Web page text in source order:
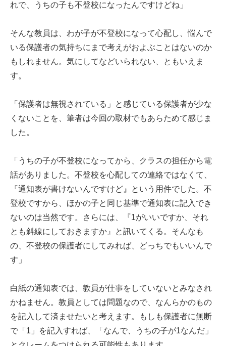
れで、うちの子も不登校になったんですけどね」
そんな教員は、わが子が不登校になって心配し、悩んで
いる保護者の気持ちにまで考えがおよぶことはないのか
もしれません。気にしてなどいられない、ともいえま
す。
「保護者は無視されている」と感じている保護者が少な
くないことを、筆者は今回の取材でもあらためて感じま
した。
「うちの子が不登校になってから、クラスの担任から電
話がありました。不登校を心配しての連絡ではなくて、
『通知表が書けないんですけど』という用件でした。不
登校ですから、ほかの子と同じ基準で通知表に記入でき
ないのは当然です。さらには、『1がいいですか、それ
とも斜線にしておきますか』と訊いてくる。そんなも
の、不登校の保護者にしてみれば、どっちでもいいんで
す」
白紙の通知表では、教員が仕事をしていないとみなされ
かねません。教員としては問題なので、なんらかのもの
を記入して済ませたいと考えます。もしも保護者に無断
で「1」を記入すれば、「なんで、うちの子が1なんだ」